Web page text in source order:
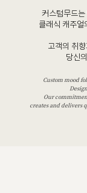
커스텀무드
클래식 캐주얼
고객의 취
당신
Custom mood
Our
creates and delivers